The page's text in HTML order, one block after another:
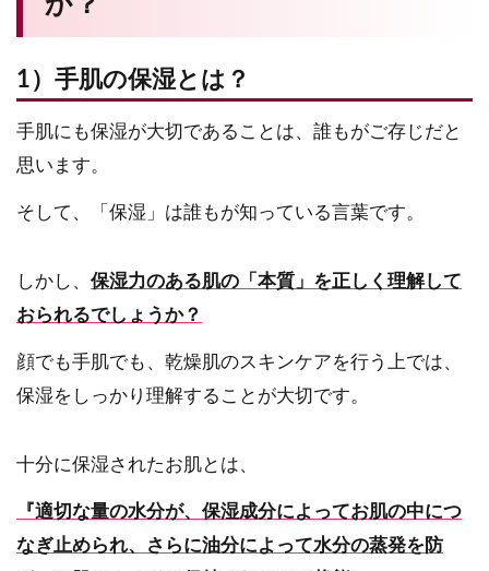
1）手肌の保湿とは？
手肌にも保湿が大切であることは、誰もがご存じだと
思います。
そして、「保湿」は誰もが知っている言葉です。
しかし、 保湿力のある肌の「本質」を正しく理解して
おられるでしょうか？
顔でも手肌でも、乾燥肌のスキンケアを行う上では、
保湿をしっかり理解することが大切です。
十分に保湿されたお肌とは、
『適切な量の水分が、保湿成分によってお肌の中につ
なぎ止められ、さらに油分によって水分の蒸発を防